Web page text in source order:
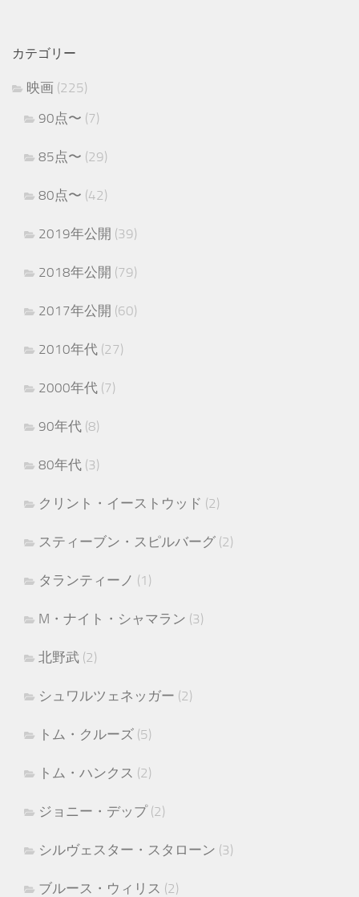
カテゴリー
映画 (225)
90点〜 (7)
85点〜 (29)
80点〜 (42)
2019年公開 (39)
2018年公開 (79)
2017年公開 (60)
2010年代 (27)
2000年代 (7)
90年代 (8)
80年代 (3)
クリント・イーストウッド (2)
スティーブン・スピルバーグ (2)
タランティーノ (1)
M・ナイト・シャマラン (3)
北野武 (2)
シュワルツェネッガー (2)
トム・クルーズ (5)
トム・ハンクス (2)
ジョニー・デップ(2)
シルヴェスター・スタローン (3)
ブルース・ウィリス (2)